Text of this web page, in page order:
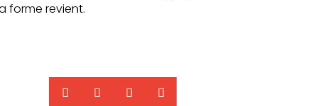
forme revient.